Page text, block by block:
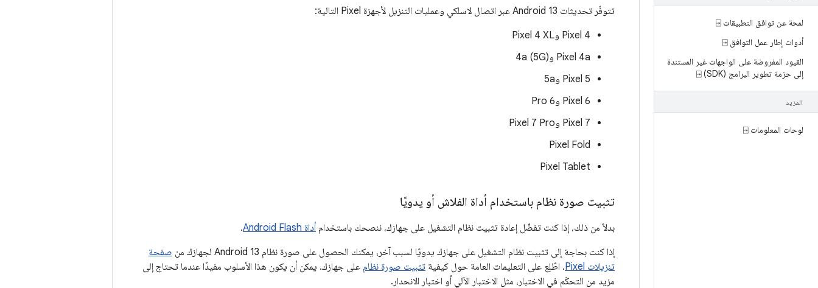
لمحة عن توافق التطبيقات ⍈
أدوات إطار عمل التوافق ⍈
القيود المفروضة على الواجهات غير المستندة
إلى حزمة تطوير البرامج (SDK) ⍈
المزيد
لوحات المعلومات ⍈
تتوفّر تحديثات Android 13 عبر اتصال لاسلكي وعمليات التنزيل لأجهزة Pixel التالية:
‫Pixel 4 وPixel 4 XL
‫Pixel 4a و4a (5G)
‫Pixel 5 و5a
‫Pixel 6 و6 Pro
‫Pixel 7 وPixel 7 Pro
Pixel Fold
Pixel Tablet
تثبيت صورة نظام باستخدام أداة الفلاش أو يدويًا
بدلاً من ذلك، إذا كنت تفضّل إعادة تثبيت نظام التشغيل على جهازك، ننصحك باستخدام أداة Android Flash
.
إذا كنت بحاجة إلى تثبيت نظام التشغيل على جهازك يدويًا لسبب آخر، يمكنك الحصول على صورة نظام Android 13 لجهازك من
صفحة
تنزيلات Pixel
. اطّلِع على التعليمات العامة حول كيفية تثبيت صورة نظام على جهازك. يمكن أن يكون هذا الأسلوب مفيدًا عندما تحتاج إلى
مزيد من التحكّم في الاختبار، مثل الاختبار الآلي أو اختبار الانحدار.